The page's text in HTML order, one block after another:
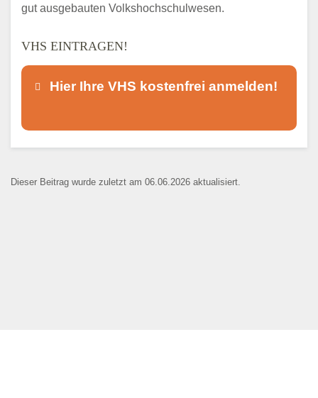
gut ausgebauten Volkshochschulwesen.
VHS EINTRAGEN!
Hier Ihre VHS kostenfrei anmelden!
Kontaktaufnahme und ist nicht
Dieser Beitrag wurde zuletzt am 06.06.2026 aktualisiert.